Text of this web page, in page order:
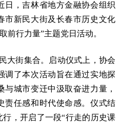
日，吉林省地方金融协会组织
市新民大街及长春市历史文化
前行力量”主题党日活动。
大街集合。启动仪式上，协会
调了本次活动旨在通过实地探
城市变迁中汲取奋进力量，
责任感和时代使命感。仪式结
，开启了一段“行走的历史课